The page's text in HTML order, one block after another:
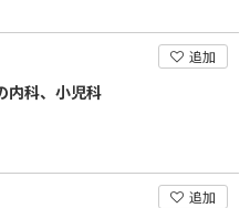
追加
内科、小児科
追加